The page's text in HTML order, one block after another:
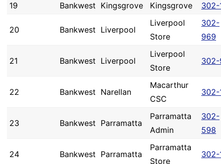
19
Bankwest Kingsgrove Kingsgrove 302-
20 Bankwest Liverpool
Liverpool
Store
302-
969
21 Bankwest Liverpool
Liverpool
Store
302-
22 Bankwest Narellan
Macarthur
CSC
302-
23 Bankwest Parramatta
Parramatta
Admin
302-
598
24 Bankwest Parramatta
Parramatta
Store
302-